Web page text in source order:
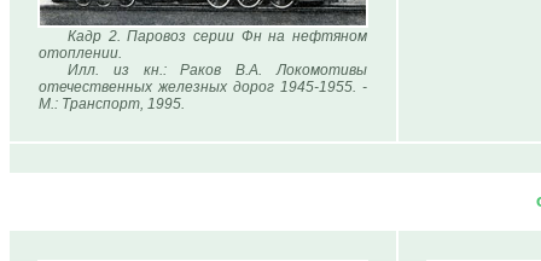
Кадр 2. Паровоз серии Фн на нефтяном
отоплении.
Илл. из кн.: Раков В.А. Локомотивы
отечественных железных дорог 1945-1955. -
М.: Транспорт, 1995.